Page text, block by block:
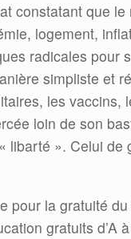
constatant que
logement,
radicales pour
simpliste et
les
loin de son
libarté ». Celui
pour la gratuité
gratuits d’A